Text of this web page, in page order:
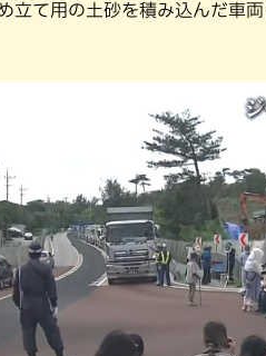
立て用の土砂を積み込んだ車